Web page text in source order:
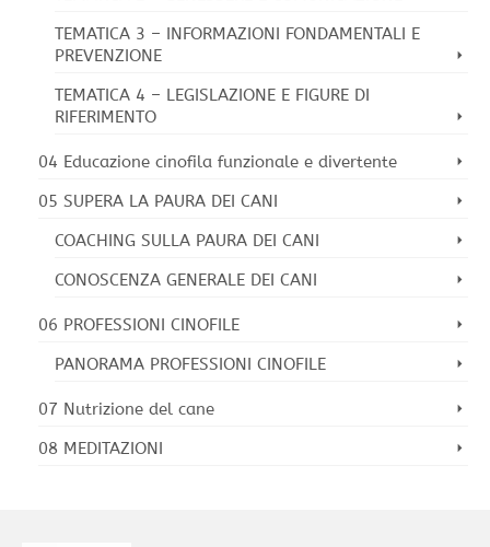
TEMATICA 3 – INFORMAZIONI FONDAMENTALI E
PREVENZIONE
TEMATICA 4 – LEGISLAZIONE E FIGURE DI
RIFERIMENTO
04 Educazione cinofila funzionale e divertente
05 SUPERA LA PAURA DEI CANI
COACHING SULLA PAURA DEI CANI
CONOSCENZA GENERALE DEI CANI
06 PROFESSIONI CINOFILE
PANORAMA PROFESSIONI CINOFILE
07 Nutrizione del cane
08 MEDITAZIONI